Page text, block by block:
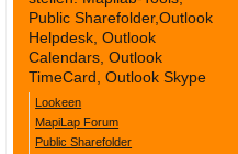
Public Sharefolder,Outlook
Helpdesk, Outlook
Calendars, Outlook
TimeCard, Outlook Skype
Lookeen
MapiLap Forum
Public Sharefolder